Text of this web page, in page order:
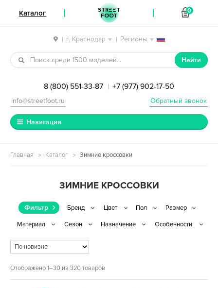
| г. Краснодар | Регионы
Перейти к навигации
Перейти к содержимому
Найти
8 (800) 551-33-87 | +7 (977) 902-17-50
Обратный звонок
info@streetfoot.ru
Навигация
Главная Каталог Зимние кроссовки
ЗИМНИЕ КРОССОВКИ
Фильтр
Отображено 1–30 из 320 товаров
Каталог STREET
FOOT
0